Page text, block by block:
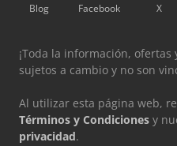
Blog Facebook X
¡Toda la información,
sujetos a cambio y no son
Al utilizar esta página web,
Términos y Condiciones y
privacidad.